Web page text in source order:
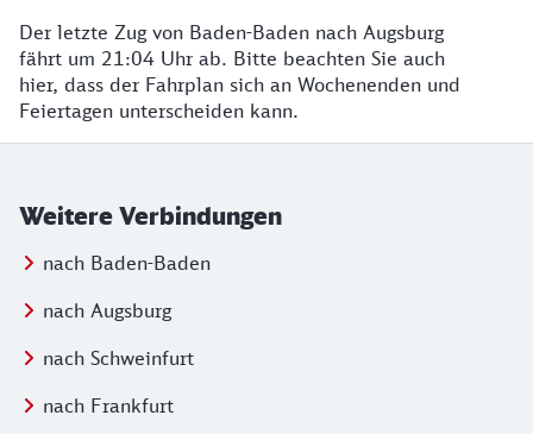
Der letzte Zug von Baden-Baden nach Augsburg
fährt um 21:04 Uhr ab. Bitte beachten Sie auch
hier, dass der Fahrplan sich an Wochenenden und
Feiertagen unterscheiden kann.
Weitere Verbindungen
nach Baden-Baden
nach Augsburg
nach Schweinfurt
nach Frankfurt